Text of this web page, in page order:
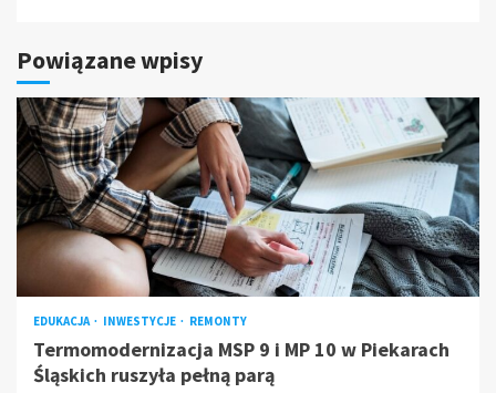
Powiązane wpisy
EDUKACJA INWESTYCJE REMONTY
Termomodernizacja MSP 9 i MP 10 w Piekarach
Śląskich ruszyła pełną parą